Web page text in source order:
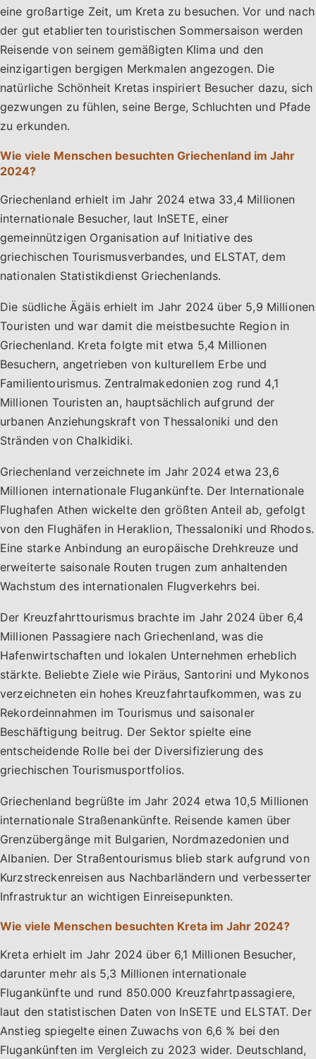
eine großartige Zeit, um Kreta zu besuchen. Vor und nach
der gut etablierten touristischen Sommersaison werden
Reisende von seinem gemäßigten Klima und den
einzigartigen bergigen Merkmalen angezogen. Die
natürliche Schönheit Kretas inspiriert Besucher dazu, sich
gezwungen zu fühlen, seine Berge, Schluchten und Pfade
zu erkunden.
Wie viele Menschen besuchten Griechenland im Jahr
2024?
Griechenland erhielt im Jahr 2024 etwa 33,4 Millionen
internationale Besucher, laut InSETE, einer
gemeinnützigen Organisation auf Initiative des
griechischen Tourismusverbandes, und ELSTAT, dem
nationalen Statistikdienst Griechenlands.
Die südliche Ägäis erhielt im Jahr 2024 über 5,9 Millionen
Touristen und war damit die meistbesuchte Region in
Griechenland. Kreta folgte mit etwa 5,4 Millionen
Besuchern, angetrieben von kulturellem Erbe und
Familientourismus. Zentralmakedonien zog rund 4,1
Millionen Touristen an, hauptsächlich aufgrund der
urbanen Anziehungskraft von Thessaloniki und den
Stränden von Chalkidiki.
Griechenland verzeichnete im Jahr 2024 etwa 23,6
Millionen internationale Flugankünfte. Der Internationale
Flughafen Athen wickelte den größten Anteil ab, gefolgt
von den Flughäfen in Heraklion, Thessaloniki und Rhodos.
Eine starke Anbindung an europäische Drehkreuze und
erweiterte saisonale Routen trugen zum anhaltenden
Wachstum des internationalen Flugverkehrs bei.
Der Kreuzfahrttourismus brachte im Jahr 2024 über 6,4
Millionen Passagiere nach Griechenland, was die
Hafenwirtschaften und lokalen Unternehmen erheblich
stärkte. Beliebte Ziele wie Piräus, Santorini und Mykonos
verzeichneten ein hohes Kreuzfahrtaufkommen, was zu
Rekordeinnahmen im Tourismus und saisonaler
Beschäftigung beitrug. Der Sektor spielte eine
entscheidende Rolle bei der Diversifizierung des
griechischen Tourismusportfolios.
Griechenland begrüßte im Jahr 2024 etwa 10,5 Millionen
internationale Straßenankünfte. Reisende kamen über
Grenzübergänge mit Bulgarien, Nordmazedonien und
Albanien. Der Straßentourismus blieb stark aufgrund von
Kurzstreckenreisen aus Nachbarländern und verbesserter
Infrastruktur an wichtigen Einreisepunkten.
Wie viele Menschen besuchten Kreta im Jahr 2024?
Kreta erhielt im Jahr 2024 über 6,1 Millionen Besucher,
darunter mehr als 5,3 Millionen internationale
Flugankünfte und rund 850.000 Kreuzfahrtpassagiere,
laut den statistischen Daten von InSETE und ELSTAT. Der
Anstieg spiegelte einen Zuwachs von 6,6 % bei den
Flugankünften im Vergleich zu 2023 wider. Deutschland,